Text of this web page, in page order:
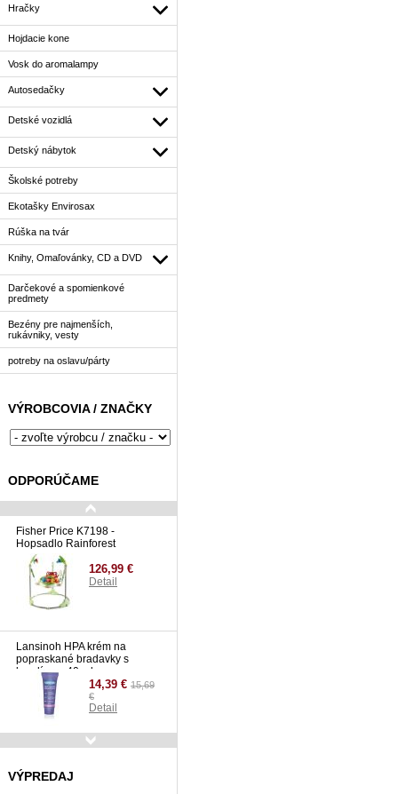
Hračky
Hojdacie kone
Vosk do aromalampy
Autosedačky
Detské vozidlá
Detský nábytok
Školské potreby
Ekotašky Envirosax
Rúška na tvár
Knihy, Omaľovánky, CD a DVD
Darčekové a spomienkové
predmety
Bezény pre najmenších,
rukávniky, vesty
potreby na oslavu/párty
VÝROBCOVIA / ZNAČKY
ODPORÚČAME
Fisher Price K7198 -
Hopsadlo Rainforest
126,99 €
Detail
Lansinoh HPA krém na
popraskané bradavky s
lanolínom 40 ml.
14,39 € 15,69
€
Detail
jedálenská sada 20 kusov
VÝPREDAJ